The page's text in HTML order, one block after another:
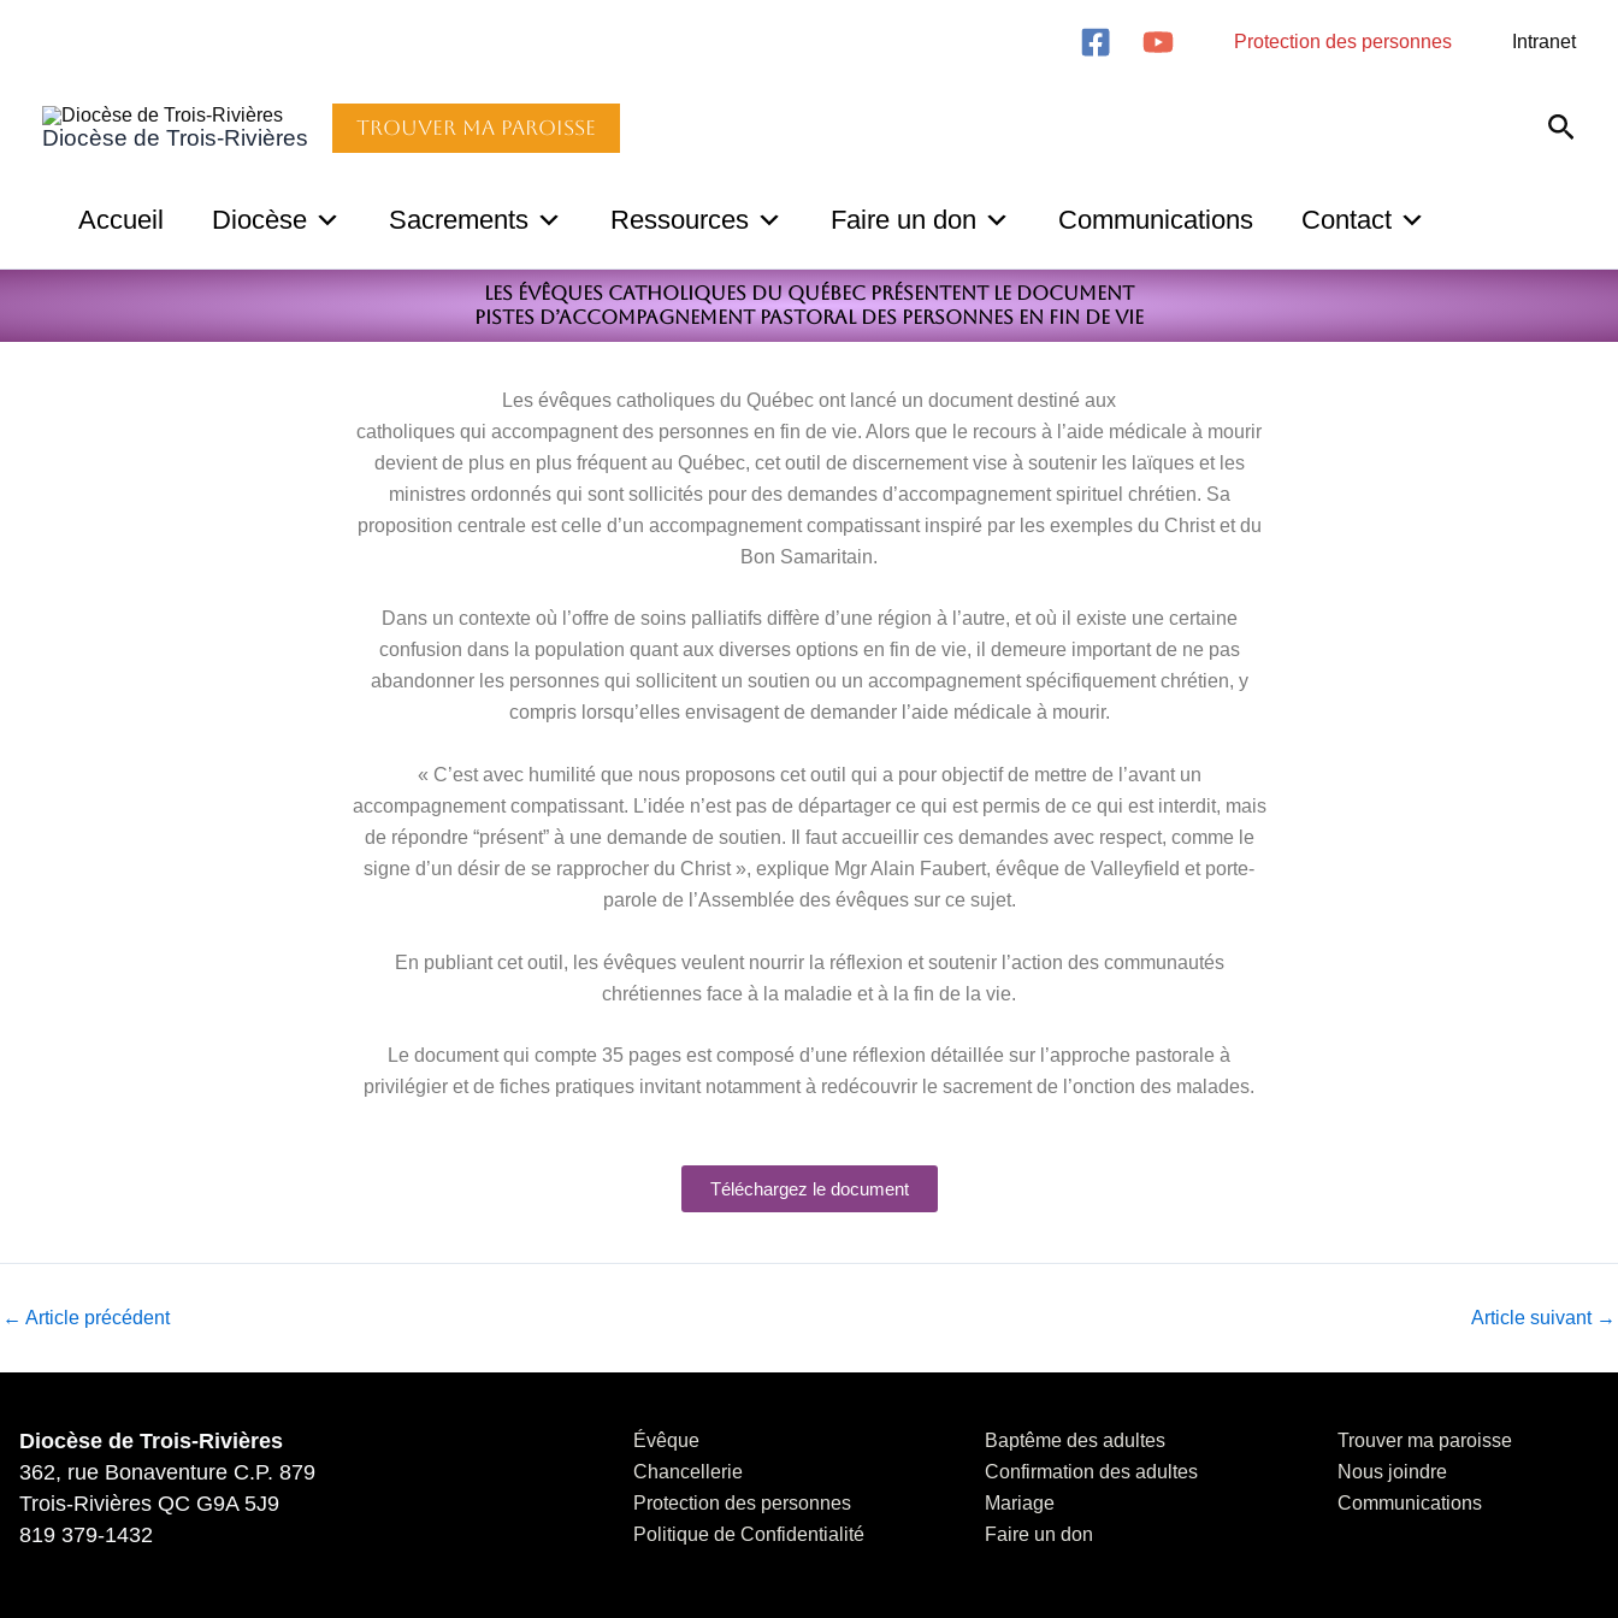
Protection des personnes Intranet
Diocèse de Trois-Rivières Trouver ma paroisse
Accueil Diocèse Sacrements Ressources Faire un don Communications Contact
Les évêques catholiques du Québec présentent le document
Pistes d’accompagnement pastoral des personnes en fin de vie
Les évêques catholiques du Québec ont lancé un document destiné aux
catholiques qui accompagnent des personnes en fin de vie. Alors que le recours à l’aide médicale à mourir
devient de plus en plus fréquent au Québec, cet outil de discernement vise à soutenir les laïques et les
ministres ordonnés qui sont sollicités pour des demandes d’accompagnement spirituel chrétien. Sa
proposition centrale est celle d’un accompagnement compatissant inspiré par les exemples du Christ et du
Bon Samaritain.
Dans un contexte où l’offre de soins palliatifs diffère d’une région à l’autre, et où il existe une certaine
confusion dans la population quant aux diverses options en fin de vie, il demeure important de ne pas
abandonner les personnes qui sollicitent un soutien ou un accompagnement spécifiquement chrétien, y
compris lorsqu’elles envisagent de demander l’aide médicale à mourir.
« C’est avec humilité que nous proposons cet outil qui a pour objectif de mettre de l’avant un
accompagnement compatissant. L’idée n’est pas de départager ce qui est permis de ce qui est interdit, mais
de répondre “présent” à une demande de soutien. Il faut accueillir ces demandes avec respect, comme le
signe d’un désir de se rapprocher du Christ », explique Mgr Alain Faubert, évêque de Valleyfield et porte-
parole de l’Assemblée des évêques sur ce sujet.
En publiant cet outil, les évêques veulent nourrir la réflexion et soutenir l’action des communautés
chrétiennes face à la maladie et à la fin de la vie.
Le document qui compte 35 pages est composé d’une réflexion détaillée sur l’approche pastorale à
privilégier et de fiches pratiques invitant notamment à redécouvrir le sacrement de l’onction des malades.
Téléchargez le document
← Article précédent Article suivant →
Diocèse de Trois-Rivières
362, rue Bonaventure C.P. 879
Trois-Rivières QC G9A 5J9
819 379-1432
Évêque
Chancellerie
Protection des personnes
Politique de Confidentialité
Baptême des adultes
Confirmation des adultes
Mariage
Faire un don
Trouver ma paroisse
Nous joindre
Communications